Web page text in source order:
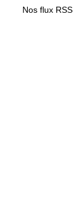
Nos flux RSS